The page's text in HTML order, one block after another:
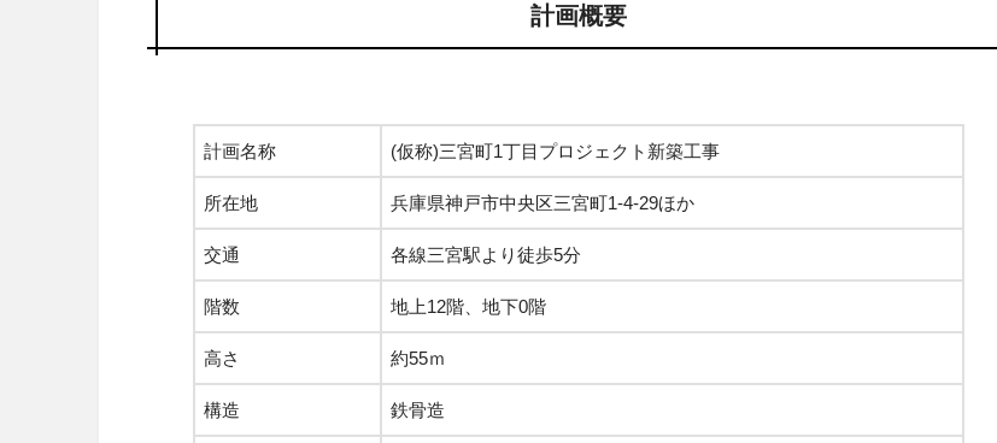
計画概要
計画名称 (仮称)三宮町1丁目プロジェクト新築工事
所在地 兵庫県神戸市中央区三宮町1-4-29ほか
交通 各線三宮駅より徒歩5分
階数 地上12階、地下0階
高さ 約55ｍ
構造 鉄骨造